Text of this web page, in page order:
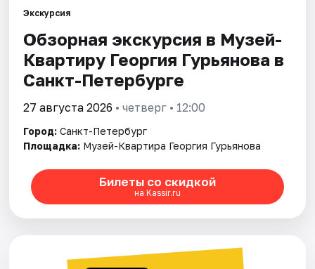
Города
Площадки
Артисты
Рейтинги
Экскурсия
Обзорная экскурсия в Музей-
Квартиру Георгия Гурьянова в
Санкт-Петербурге
27 августа 2026 • четверг • 12:00
Город: Санкт-Петербург
Площадка: Музей-Квартира Георгия Гурьянова
Билеты со скидкой
на Kassir.ru